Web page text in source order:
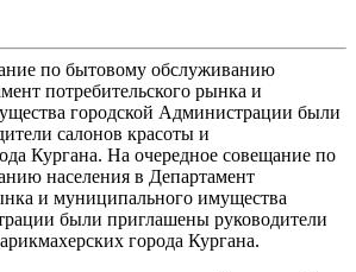
по бытовому обслуживанию
потребительского рынка и
городской Администрации были
салонов красоты и
Кургана. На очередное совещание по
населения в Департамент
и муниципального имущества
были приглашены руководители
города Кургана.